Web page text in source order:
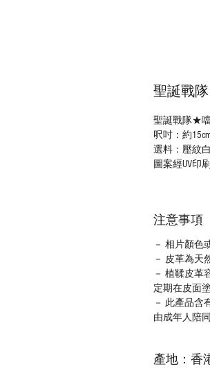
聖誕戰
聖誕戰隊★
呎吋：約
選料：壓紋
圖案經UV印
注意事項
－ 相片顏色
－ 皮革為天
－ 植鞣皮革
定期在皮面
－ 此產品含
由成年人陪
產地：香港